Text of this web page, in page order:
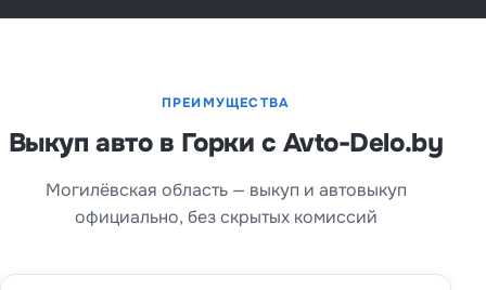
ПРЕИМУЩЕСТВА
Выкуп авто в Горки с Avto-Delo.by
Могилёвская область — выкуп и автовыкуп
официально, без скрытых комиссий